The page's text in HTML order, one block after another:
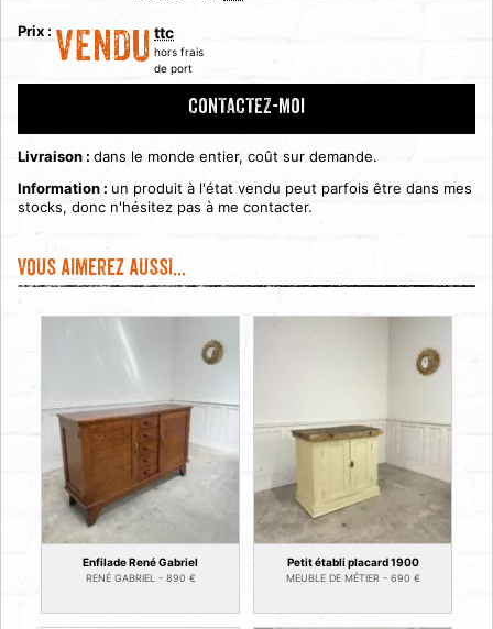
Prix : VENDU ttc
hors frais
de port
CONTACTEZ-MOI
Livraison : dans le monde entier, coût sur demande.
Information : un produit à l'état vendu peut parfois être dans mes
stocks, donc n'hésitez pas à me contacter.
Vous aimerez aussi...
Enfilade René Gabriel
RENÉ GABRIEL - 890 €
Petit établi placard 1900
MEUBLE DE MÉTIER - 690 €